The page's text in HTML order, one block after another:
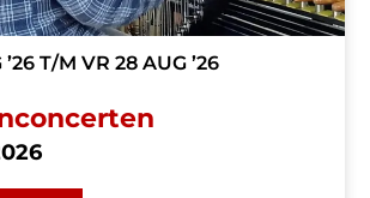
T/M VR 28 AUG ’26